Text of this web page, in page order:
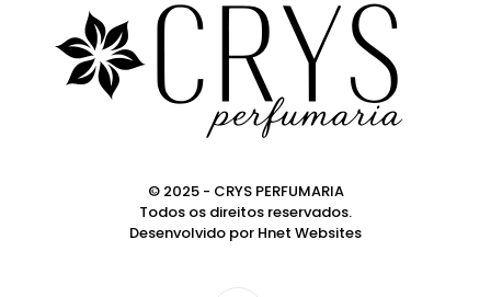
© 2025 - CRYS PERFUMARIA
Todos os direitos reservados.
Desenvolvido por Hnet Websites